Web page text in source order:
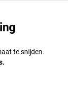
te snijden.